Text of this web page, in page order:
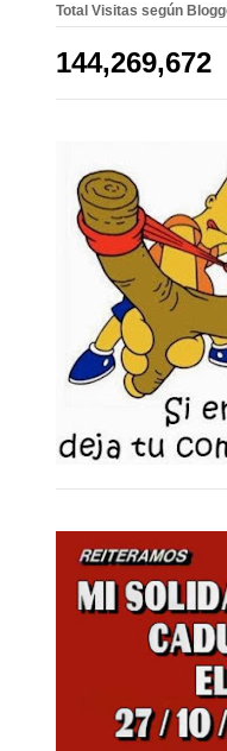
Total Visitas según
144,269,672